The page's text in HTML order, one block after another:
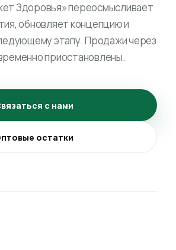
Здоровья» переосмысливает
обновляет концепцию и
этапу. Продажи через
приостановлены.
с нами
остатки